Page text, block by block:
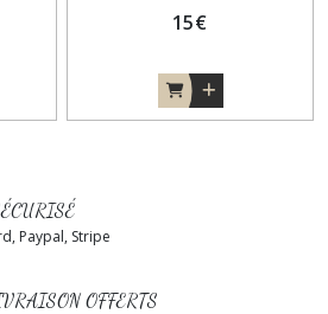
15€
Paypal, Stripe
OFFERTS